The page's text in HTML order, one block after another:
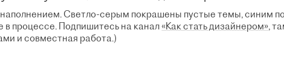
Светло-серым покрашены пустые темы, синим
в процессе. Подпишитесь на канал «Как стать дизайнером»,
и совместная работа.)